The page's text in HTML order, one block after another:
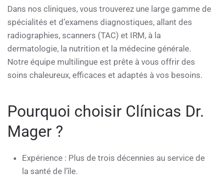
Dans nos cliniques, vous trouverez une large gamme de
spécialités et d’examens diagnostiques, allant des
radiographies, scanners (TAC) et IRM, à la
dermatologie, la nutrition et la médecine générale.
Notre équipe multilingue est prête à vous offrir des
soins chaleureux, efficaces et adaptés à vos besoins.
Pourquoi choisir Clínicas Dr.
Mager ?
Expérience : Plus de trois décennies au service de
la santé de l’île.